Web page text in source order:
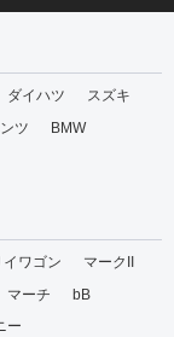
ダイハツ
スズキ
ツ
BMW
イワゴン
マークII
マーチ
bB
ー